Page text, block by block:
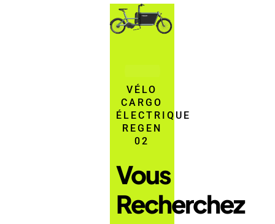
VÉLO
CARGO
ÉLECTRIQUE
REGEN
02
Vous
Recherchez